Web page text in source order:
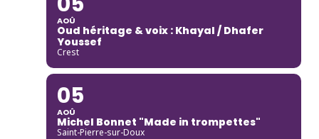
AOÛ
Oud héritage & voix : Khayal / Dhafer
Youssef
Crest
05
AOÛ
Michel Bonnet "Made in trompettes"
Saint-Pierre-sur-Doux